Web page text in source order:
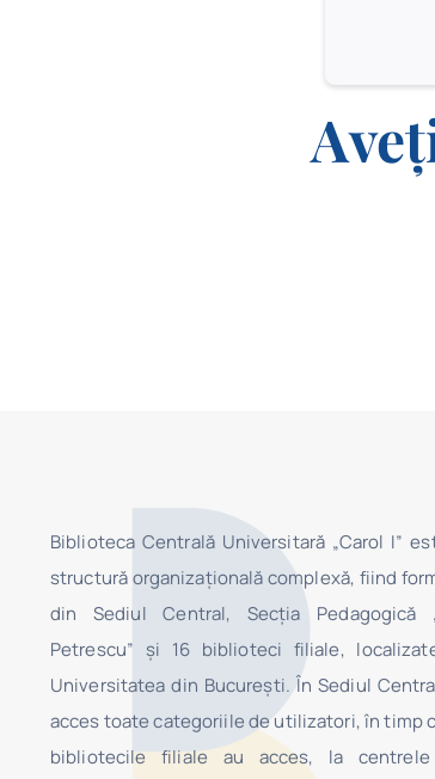
Biblioteca Centrală Universitară „Carol I”
structură organizaţională complexă, fiind
din Sediul Central, Secţia Pedagogică
Petrescu” şi 16 biblioteci filiale,
Universitatea din Bucureşti. În Sediul
acces toate categoriile de utilizatori, în timp
bibliotecile filiale au acces, la